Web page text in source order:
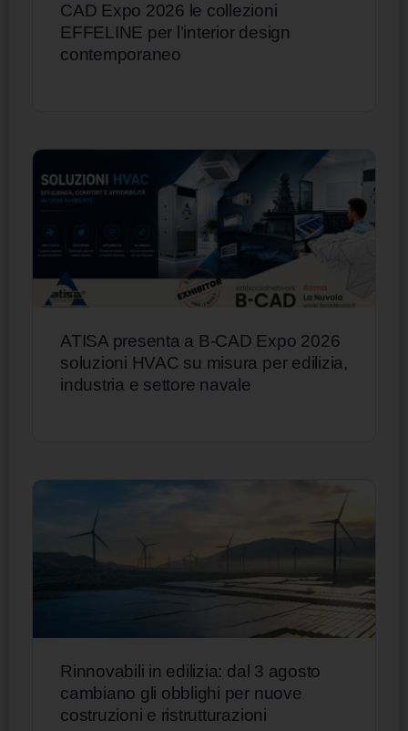
CAD Expo 2026 le collezioni
EFFELINE per l’interior design
contemporaneo
ATISA presenta a B-CAD Expo 2026
soluzioni HVAC su misura per edilizia,
industria e settore navale
Rinnovabili in edilizia: dal 3 agosto
cambiano gli obblighi per nuove
costruzioni e ristrutturazioni